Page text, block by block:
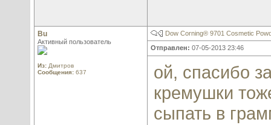
Bu
Активный пользователь
Из: Дмитров
Сообщения: 637
Dow Corning® 9701 Cosmetic
Отправлен: 07-05-2013 23:46
ой, спасибо
кремушки
сыпать в